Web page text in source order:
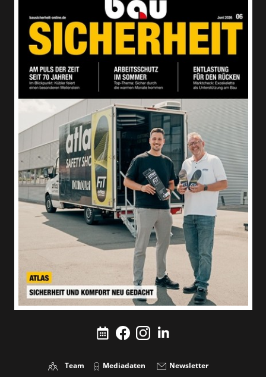
Team Mediadaten Newsletter